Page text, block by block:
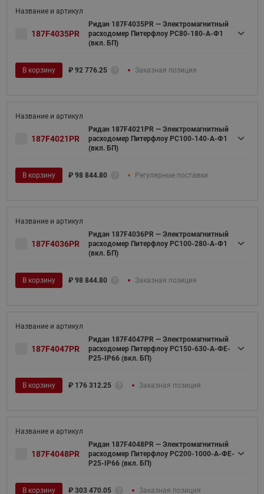
187F4035PR
Ридан 187F4035PR — Электромагнитный
расходомер Питерфлоу РС80-180-А-Ф1
(вкл. БП)
В корзину ₽ 92 776.25 Заказная позиция
187F4021PR
Ридан 187F4021PR — Электромагнитный
расходомер Питерфлоу РС100-140-А-Ф1
(вкл. БП)
В корзину ₽ 98 844.80 Регулярные поставки
187F4036PR
Ридан 187F4036PR — Электромагнитный
расходомер Питерфлоу РС100-280-А-Ф1
(вкл. БП)
В корзину ₽ 98 844.80 Заказная позиция
187F4047PR
Ридан 187F4047PR — Электромагнитный
расходомер Питерфлоу РС150-630-А-ФЕ-
Р25-IP66 (вкл. БП)
В корзину ₽ 176 312.25 Заказная позиция
187F4048PR
Ридан 187F4048PR — Электромагнитный
расходомер Питерфлоу РС200-1000-А-ФЕ-
Р25-IP66 (вкл. БП)
В корзину ₽ 303 470.05 Заказная позиция